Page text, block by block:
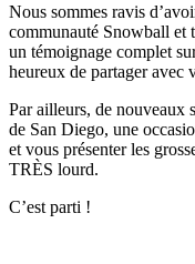
Nous sommes ravis
communauté Snowball et
un témoignage complet
heureux de partager avec
Par ailleurs, de nouveaux
de San Diego, une
et vous présenter les
TRÈS lourd.
C’est parti !